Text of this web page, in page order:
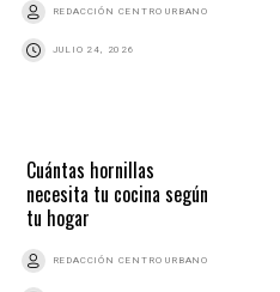
REDACCIÓN CENTRO URBANO
JULIO 24, 2026
Cuántas hornillas
necesita tu cocina según
tu hogar
REDACCIÓN CENTRO URBANO